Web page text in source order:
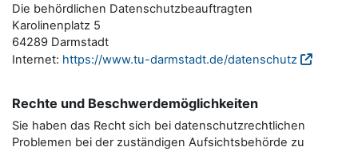
Die behördlichen Datenschutzbeauftragten
Karolinenplatz 5
64289 Darmstadt
Internet: https://www.tu-darmstadt.de/datenschutz
Rechte und Beschwerdemöglichkeiten
Sie haben das Recht sich bei datenschutzrechtlichen
Problemen bei der zuständigen Aufsichtsbehörde zu